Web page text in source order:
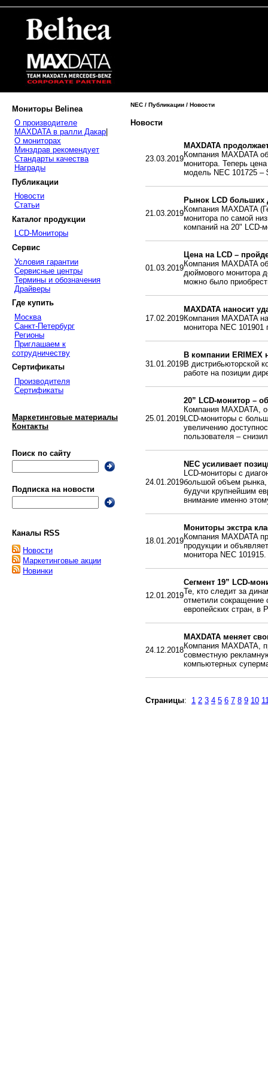
Мониторы Belinea
О производителе
MAXDATA в ралли Дакар
О мониторах
Минздрав рекомендует
Стандарты качества
Награды
Публикации
Новости
Статьи
Каталог продукции
LCD-Мониторы
Сервис
Условия гарантии
Сервисные центры
Термины и обозначения
Драйверы
Где купить
Москва
Санкт-Петербург
Регионы
Приглашаем к
сотрудничеству
Сертификаты
Производителя
Сертификаты
Маркетинговые материалы
Контакты
Поиск по сайту
Подписка на новости
Каналы RSS
Новости
Маркетинговые акции
Новинки
NEC / Публикации / Новости
Новости
23.03.2019
MAXDATA
Компания MAXDATA
монитора. Теперь
модель NEC 101725 –
21.03.2019
Рынок LCD больших
Компания MAXDATA
монитора по самой
компаний на 20" LCD-
01.03.2019
Цена на LCD –
Компания MAXDATA
дюймового монитора
можно было
17.02.2019
MAXDATA наносит
Компания MAXDATA
монитора NEC 101901
31.01.2019
В компании ERIMEX
В дистрибьюторской
работе на позиции
25.01.2019
20” LCD-монитор –
Компания MAXDATA,
LCD-мониторы с
увеличению
пользователя –
24.01.2019
NEC усиливает
LCD-мониторы с
большой объем рынка,
будучи крупнейшим
внимание именно
18.01.2019
Мониторы экстра
Компания MAXDATA
продукции и
монитора NEC 101915.
12.01.2019
Сегмент 19” LCD-
Те, кто следит за
отметили сокращение
европейских стран, в
24.12.2018
MAXDATA меняет
Компания MAXDATA,
совместную
компьютерных
Страницы: 1 2 3 4 5 6 7 8 9 10